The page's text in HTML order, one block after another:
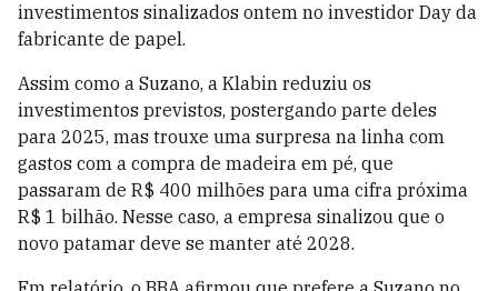
investimentos sinalizados ontem no investidor Day da
fabricante de papel.
Assim como a Suzano, a Klabin reduziu os
investimentos previstos, postergando parte deles
para 2025, mas trouxe uma surpresa na linha com
gastos com a compra de madeira em pé, que
passaram de R$ 400 milhões para uma cifra próxima
R$ 1 bilhão. Nesse caso, a empresa sinalizou que o
novo patamar deve se manter até 2028.